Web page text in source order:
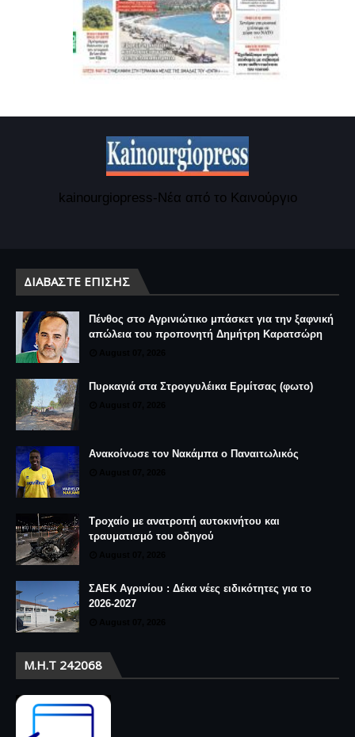
kainourgiopress-Νέα από το Καινούργιο
ΔΙΑΒΆΣΤΕ ΕΠΊΣΗΣ
Πένθος στο Αγρινιώτικο μπάσκετ για την ξαφνική
απώλεια του προπονητή Δημήτρη Καρατσώρη
Πυρκαγιά στα Στρογγυλέικα Ερμίτσας (φωτο)
Ανακοίνωσε τον Νακάμπα ο Παναιτωλικός
Τροχαίο με ανατροπή αυτοκινήτου και
τραυματισμό του οδηγού
ΣΑΕΚ Αγρινίου : Δέκα νέες ειδικότητες για το
2026-2027
Μ.Η.Τ 242068